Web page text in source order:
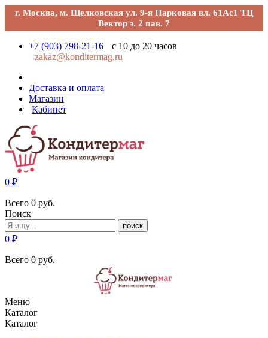
г. Москва, м. Щелковская ул. 9-я Парковая вл. 61Ас1 ТЦ
Вектор э. 2 пав. 7
+7 (903) 798-21-16
с 10 до 20 часов
zakaz@konditermag.ru
Доставка и оплата
Магазин
Кабинет
0 ₽
Всего 0 руб.
Поиск
поиск
0 ₽
Всего 0 руб.
Меню
Каталог
Каталог